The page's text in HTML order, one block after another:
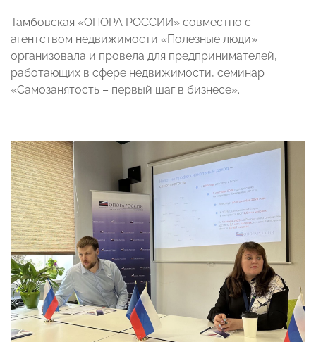
Тамбовская «ОПОРА РОССИИ» совместно с
агентством недвижимости «Полезные люди»
организовала и провела для предпринимателей,
работающих в сфере недвижимости, семинар
«Самозанятость – первый шаг в бизнесе».